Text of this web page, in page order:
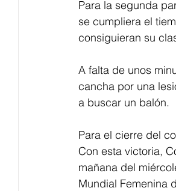
Para la segunda
se cumpliera el
consiguieran su
A falta de unos
cancha por una
a buscar un balón.
Para el cierre del
Con esta victoria,
mañana del
Mundial Femenina